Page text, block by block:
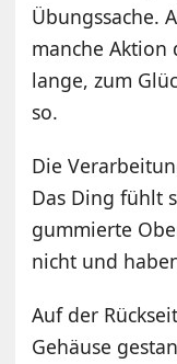
Übungssache.
manche Aktion
lange, zum
so.
Die
Das Ding fühlt
gummierte
nicht und
Auf der
Gehäuse